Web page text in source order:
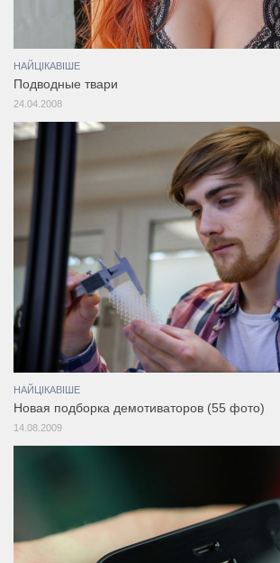
НАЙЦІКАВІШЕ
Подводные твари
24.04.2008
НАЙЦІКАВІШЕ
Новая подборка демотиваторов (55 фото)
14.08.2009